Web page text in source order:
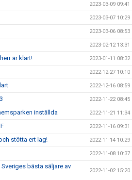
2023-03-09 09:41
2023-03-07 10:29
2023-03-06 08:53
2023-02-12 13:31
är klart! 2023-01-11 08:32
2022-12-27 10:10
2022-12-16 08:59
2022-11-22 08:45
inställda 2022-11-21 11:34
2022-11-16 09:31
stötta ert lag! 2022-11-14 10:29
2022-11-08 10:37
bästa säljare av
2022-11-02 15:20